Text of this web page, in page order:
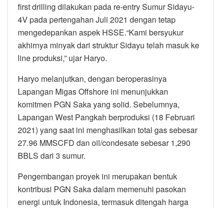
first drilling dilakukan pada re-entry Sumur Sidayu-
4V pada pertengahan Juli 2021 dengan tetap
mengedepankan aspek HSSE.“Kami bersyukur
akhirnya minyak dari struktur Sidayu telah masuk ke
line produksi,” ujar Haryo.
Haryo melanjutkan, dengan beroperasinya
Lapangan Migas Offshore ini menunjukkan
komitmen PGN Saka yang solid. Sebelumnya,
Lapangan West Pangkah berproduksi (18 Februari
2021) yang saat ini menghasilkan total gas sebesar
27.96 MMSCFD dan oil/condesate sebesar 1,290
BBLS dari 3 sumur.
Pengembangan proyek ini merupakan bentuk
kontribusi PGN Saka dalam memenuhi pasokan
energi untuk Indonesia, termasuk ditengah harga